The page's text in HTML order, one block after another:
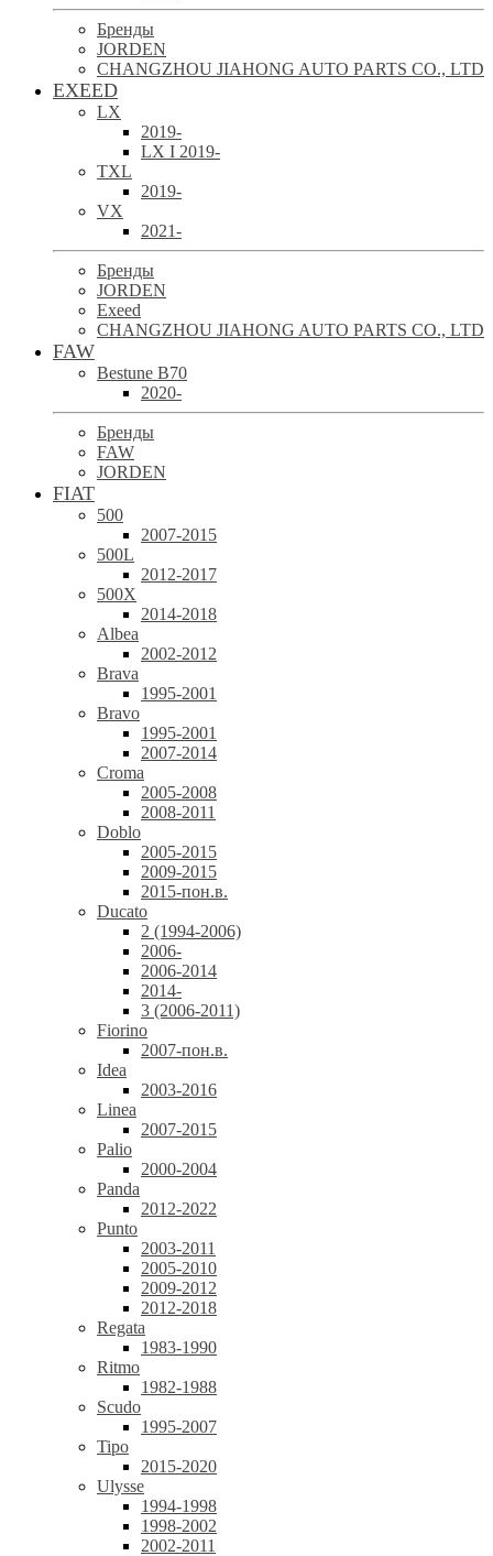
Бренды
JORDEN
CHANGZHOU JIAHONG AUTO PARTS CO., LTD
EXEED
LX
2019-
LX I 2019-
TXL
2019-
VX
2021-
Бренды
JORDEN
Exeed
CHANGZHOU JIAHONG AUTO PARTS CO., LTD
FAW
Bestune B70
2020-
Бренды
FAW
JORDEN
FIAT
500
2007-2015
500L
2012-2017
500X
2014-2018
Albea
2002-2012
Brava
1995-2001
Bravo
1995-2001
2007-2014
Croma
2005-2008
2008-2011
Doblo
2005-2015
2009-2015
2015-пон.в.
Ducato
2 (1994-2006)
2006-
2006-2014
2014-
3 (2006-2011)
Fiorino
2007-пон.в.
Idea
2003-2016
Linea
2007-2015
Palio
2000-2004
Panda
2012-2022
Punto
2003-2011
2005-2010
2009-2012
2012-2018
Regata
1983-1990
Ritmo
1982-1988
Scudo
1995-2007
Tipo
2015-2020
Ulysse
1994-1998
1998-2002
2002-2011